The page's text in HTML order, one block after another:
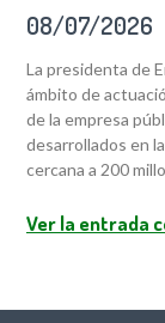
08/07/2026
La presidenta de
ámbito de
de la empresa
desarrollados en
cercana a 200
Ver la entrada